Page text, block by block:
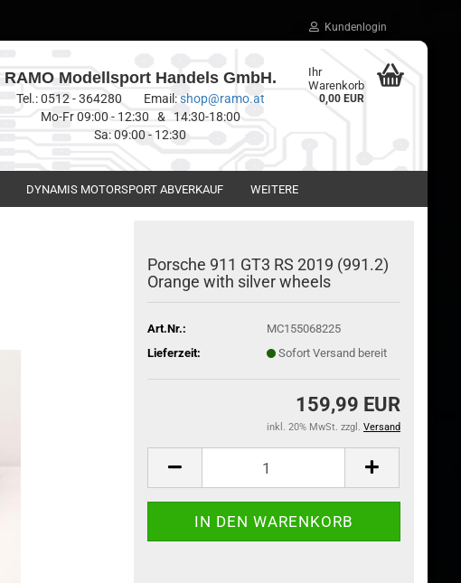
Kundenlogin
RAMO Modellsport Handels GmbH.
Tel.: 0512 - 364280 Email:shop@ramo.at
Mo-Fr 09:00 - 12:30 & 14:30-18:00
Sa: 09:00 - 12:30
Ihr
Warenkorb
0,00 EUR
DYNAMIS MOTORSPORT ABVERKAUF WEITERE
Porsche 911 GT3 RS 2019 (991.2)
Orange with silver wheels
Art.Nr.:
MC155068225
Lieferzeit:
Sofort Versand bereit
159,99 EUR
inkl. 20% MwSt. zzgl. Versand